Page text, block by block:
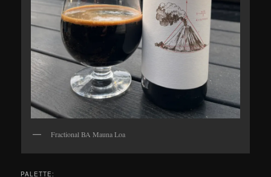
Fractional BA Mauna Loa
PALETTE: